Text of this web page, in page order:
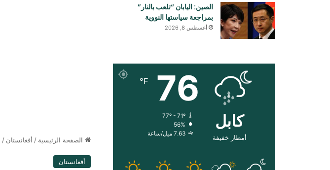
الصفحة الرئيسية / أفغانستان /
أفغانستان
الصين: اليابان “تلعب بالنار”
بمراجعة سياستها النووية
أغسطس 8, 2026
کابل
أمطار خفيفة
76
℉
77º - 71º
56%
7.63 ميل/ساعة